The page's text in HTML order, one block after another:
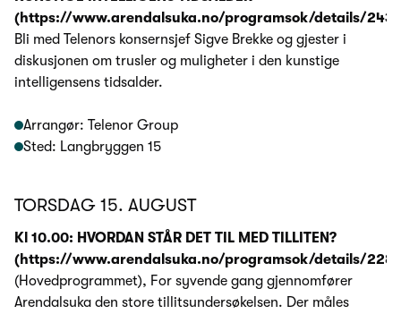
(https://www.arendalsuka.no/programsok/details/
Bli med Telenors konsernsjef Sigve Brekke og gjester i
diskusjonen om trusler og muligheter i den kunstige
intelligensens tidsalder.
Arrangør: Telenor Group
Sted: Langbryggen 15
TORSDAG 15. AUGUST
Kl 10.00: HVORDAN STÅR DET TIL MED TILLITEN?
(https://www.arendalsuka.no/programsok/details/
(Hovedprogrammet), For syvende gang gjennomfører
Arendalsuka den store tillitsundersøkelsen. Der måles